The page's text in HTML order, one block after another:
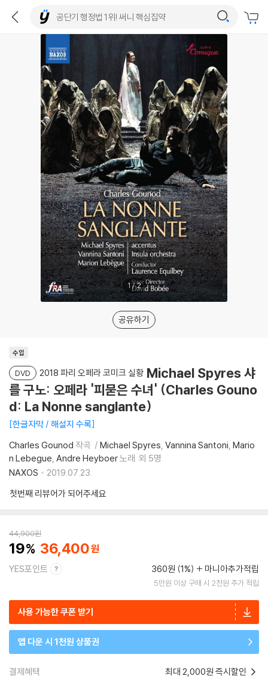
1 /2
공유하기
수입
DVD 2018 파리 오페라 코미크 실황 Michael Spyres 샤
를 구노: 오페라 '피묻은 수녀' (Charles Gouno
d: La Nonne sanglante)
한글자막 / 해설지 수록
Charles Gounod 작곡 Michael Spyres Vannina Santoni Mario
n Lebegue Andre Heyboer노래 외 5명
NAXOS
2019.07.23.
첫번째 리뷰어가 되어주세요
44,900원
19 36,400
YES포인트 360원 (1%) 마니아추가적립
5만원 이상 구매 시 2천원 추가 적립
사용 가능한 쿠폰 받기
앱 다운 시 1천원 상품권
결제혜택 최대 2,000원 즉시할인